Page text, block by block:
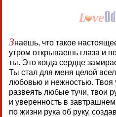
Знаешь, что такое
утром открываешь глаза и
ты. Это когда сердце
Ты стал для меня целой
любовью и нежностью. Твоя
развеять любые тучи, твои
и уверенность в
по жизни рука об руку,